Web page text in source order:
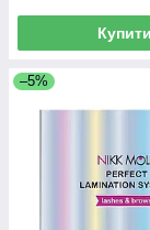
Купити
–5%